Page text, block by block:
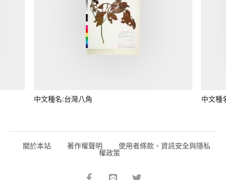
中文種名:台灣八角 中文種
關於本站 著作權聲明 使用者條款、資訊安全與隱私
權政策